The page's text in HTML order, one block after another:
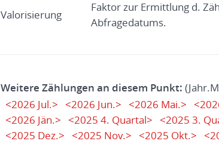
Valorisierung
Faktor zur Ermittlung d.
Abfragedatums.
Weitere Zählungen an diesem Punkt:
<2026 Jul.>
<2026 Jun.> <2026 Mai.>
<2026 Jän.>
<2025 4. Quartal> <2025 3.
<2025 Dez.>
<2025 Nov.> <2025 Okt.>